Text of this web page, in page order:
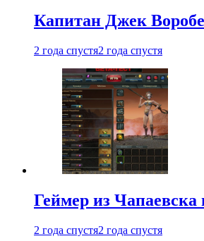
Капитан Джек
2 года спустя2 года спустя
Геймер из Чапаевска
2 года спустя2 года спустя